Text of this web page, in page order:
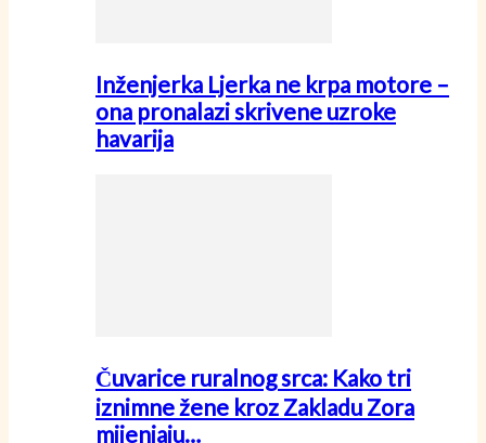
Inženjerka Ljerka ne krpa motore –
ona pronalazi skrivene uzroke
havarija
Čuvarice ruralnog srca: Kako tri
iznimne žene kroz Zakladu Zora
mijenjaju…